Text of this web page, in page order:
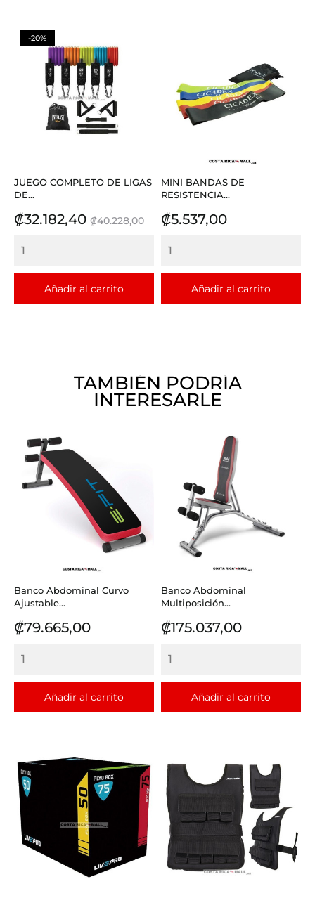
JUEGO COMPLETO DE LIGAS
DE...
Precio
₡32.182,40 Precio
₡40.228,00
Añadir al carrito
-20%
MINI BANDAS DE
RESISTENCIA...
Precio
₡5.537,00
Añadir al carrito
TAMBIÉN PODRÍA
INTERESARLE
Banco Abdominal Curvo
Ajustable...
Precio
₡79.665,00
Añadir al carrito
Banco Abdominal
Multiposición...
Precio
₡175.037,00
Añadir al carrito